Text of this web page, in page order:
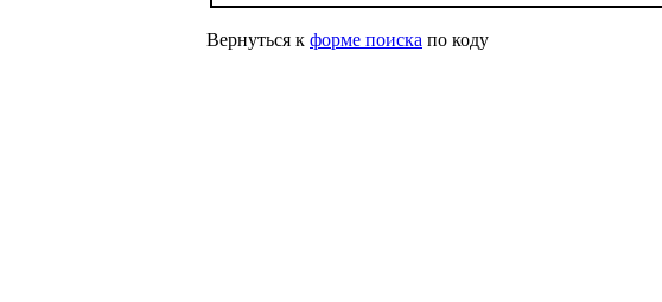
Вернуться к форме поиска по коду